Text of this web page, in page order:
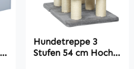
Hundetreppe 3
Stufen 54 cm Hoch